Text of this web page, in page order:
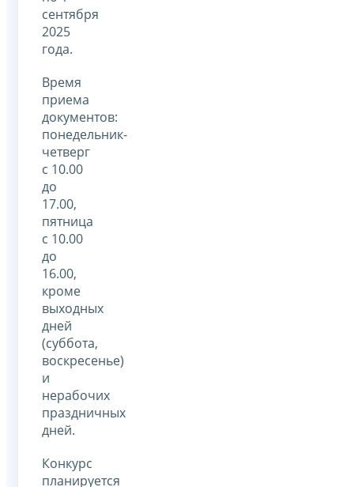
сентября
2025
года.
Время
приема
документов:
понедельник-
четверг
с 10.00
до
17.00,
пятница
с 10.00
до
16.00,
кроме
выходных
дней
(суббота,
воскресенье)
и
нерабочих
праздничных
дней.
Конкурс
планируется